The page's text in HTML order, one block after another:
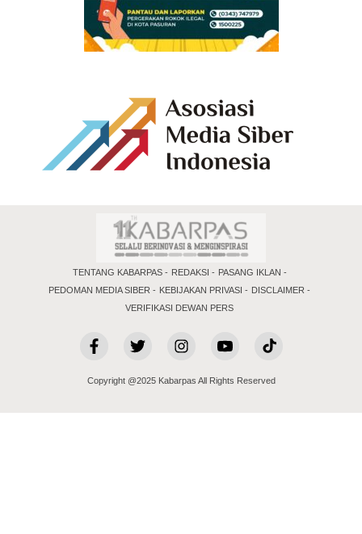
TENTANG KABARPAS REDAKSI
PASANG IKLAN
PEDOMAN MEDIA SIBER
KEBIJAKAN PRIVASI
DISCLAIMER
VERIFIKASI DEWAN PERS
Copyright @2025 Kabarpas All Rights Reserved